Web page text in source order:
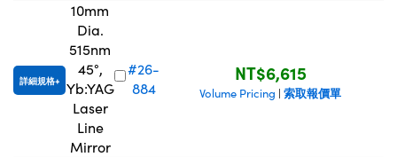
詳細規格
10mm
Dia.
515nm
45°,
Yb:YAG
Laser
Line
Mirror
#26-
884
NT$6,615
Volume Pricing | 索取報價單